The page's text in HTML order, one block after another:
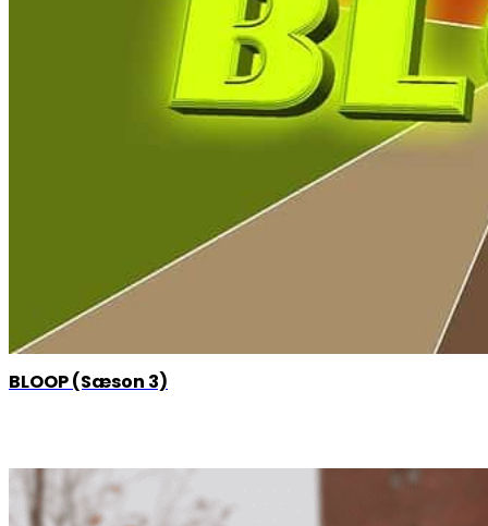
BLOOP (Sæson 3)